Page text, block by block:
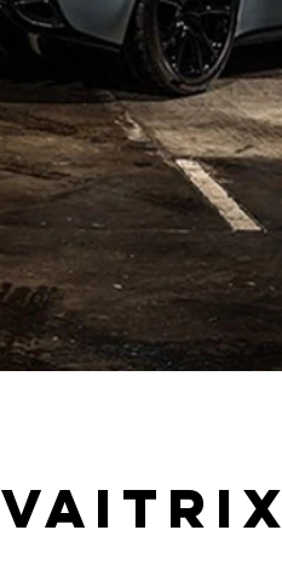
VAITRIX